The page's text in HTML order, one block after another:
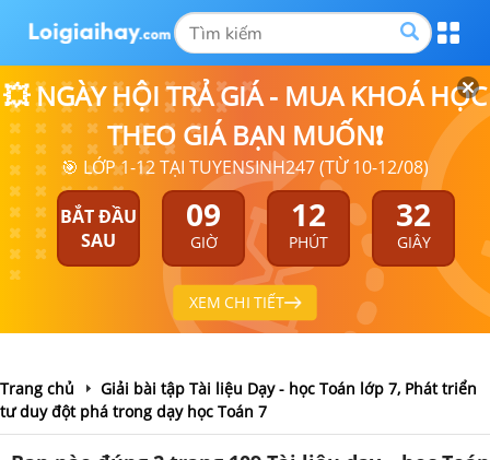
💥 NGÀY HỘI TRẢ GIÁ - MUA KHOÁ HỌC
THEO GIÁ BẠN MUỐN❗
🎯 LỚP 1-12 TẠI TUYENSINH247 (TỪ 10-12/08)
BẮT ĐẦU
SAU
09
GIỜ
12
PHÚT
32
GIÂY
XEM CHI TIẾT
Trang chủ
Giải bài tập Tài liệu Dạy - học Toán lớp 7, Phát triển
tư duy đột phá trong dạy học Toán 7